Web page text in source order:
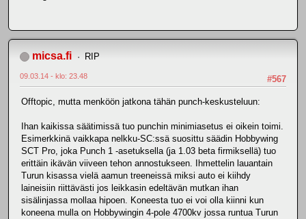
micsa.fi RIP
#567
09.03.14 - klo: 23.48
Offtopic, mutta menköön jatkona tähän punch-keskusteluun:
Ihan kaikissa säätimissä tuo punchin minimiasetus ei oikein toimi.
Esimerkkinä vaikkapa nelkku-SC:ssä suosittu säädin Hobbywing
SCT Pro, joka Punch 1 -asetuksella (ja 1.03 beta firmiksellä) tuo
erittäin ikävän viiveen tehon annostukseen. Ihmettelin lauantain
Turun kisassa vielä aamun treeneissä miksi auto ei kiihdy
laineisiin riittävästi jos leikkasin edeltävän mutkan ihan
sisälinjassa mollaa hipoen. Koneesta tuo ei voi olla kiinni kun
koneena mulla on Hobbywingin 4-pole 4700kv jossa runtua Turun